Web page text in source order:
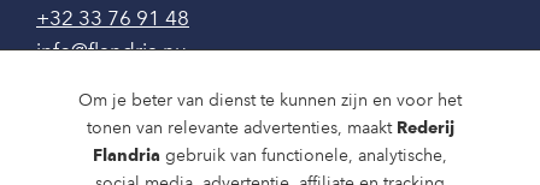
Om je beter van dienst te kunnen zijn en voor het
tonen van relevante advertenties, maakt Rederij
Flandria gebruik van functionele, analytische,
+32 33 76 91 48
info@flandria.nu
Contact
Vaaragenda